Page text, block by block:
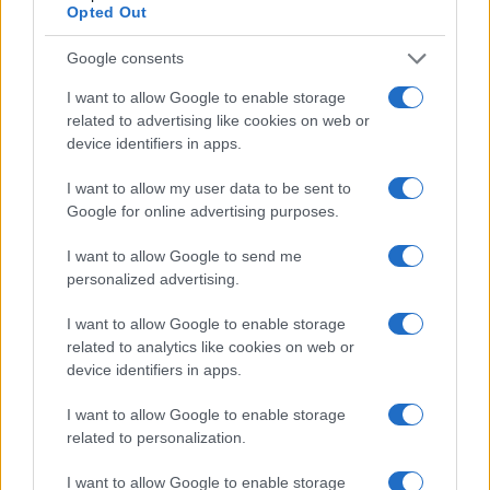
Opted Out
Google consents
I want to allow Google to enable storage
related to advertising like cookies on web or
device identifiers in apps.
I want to allow my user data to be sent to
Google for online advertising purposes.
I want to allow Google to send me
personalized advertising.
I want to allow Google to enable storage
related to analytics like cookies on web or
device identifiers in apps.
I want to allow Google to enable storage
related to personalization.
I want to allow Google to enable storage
οποία εκφράζουν μόνο το συγγραφέα τους.